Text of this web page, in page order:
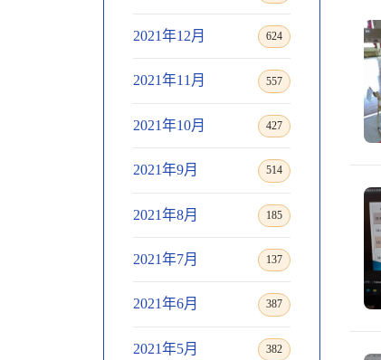
2021年12月 624
2021年11月 557
2021年10月 427
2021年9月 514
2021年8月 185
2021年7月 137
2021年6月 387
2021年5月 382